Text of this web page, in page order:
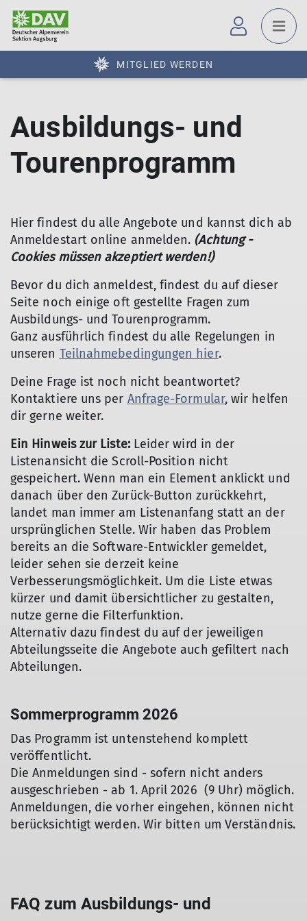
MITGLIED WERDEN
Ausbildungs- und
Tourenprogramm
Hier findest du alle Angebote und kannst dich ab
Anmeldestart online anmelden. (Achtung -
Cookies müssen akzeptiert werden!)
Bevor du dich anmeldest, findest du auf dieser
Seite noch einige oft gestellte Fragen zum
Ausbildungs- und Tourenprogramm.
Ganz ausführlich findest du alle Regelungen in
unseren Teilnahmebedingungen hier.
Deine Frage ist noch nicht beantwortet?
Kontaktiere uns per Anfrage-Formular, wir helfen
dir gerne weiter.
Ein Hinweis zur Liste:Leider wird in der
Listenansicht die Scroll-Position nicht
gespeichert. Wenn man ein Element anklickt und
danach über den Zurück-Button zurückkehrt,
landet man immer am Listenanfang statt an der
ursprünglichen Stelle. Wir haben das Problem
bereits an die Software-Entwickler gemeldet,
leider sehen sie derzeit keine
Verbesserungsmöglichkeit. Um die Liste etwas
kürzer und damit übersichtlicher zu gestalten,
nutze gerne die Filterfunktion.
Alternativ dazu findest du auf der jeweiligen
Abteilungsseite die Angebote auch gefiltert nach
Abteilungen.
Sommerprogramm 2026
Das Programm ist untenstehend komplett
veröffentlicht.
Die Anmeldungen sind - sofern nicht anders
ausgeschrieben - ab 1. April 2026 (9 Uhr) möglich.
Anmeldungen, die vorher eingehen, können nicht
berücksichtigt werden. Wir bitten um Verständnis.